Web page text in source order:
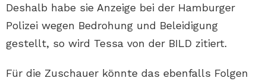
Deshalb habe sie Anzeige bei der Hamburger
Polizei wegen Bedrohung und Beleidigung
gestellt, so wird Tessa von der BILD zitiert.
Für die Zuschauer könnte das ebenfalls Folgen